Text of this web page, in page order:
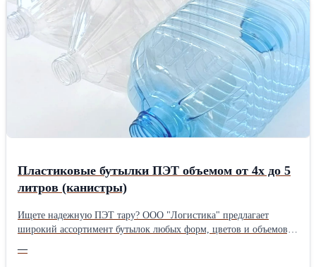
высококачественного ПЭТ, гарантирующего прочность и
безопасность. ✅Индивидуальный подход: Нужен уникальный
дизайн? Мы готовы помочь вам в этом! ✅Экологичность: ПЭТ –
это перерабатываемый материал, что делает наши флаконы
ответственным выбором для заботы об окружающей среде.
Пластиковые бутылки ПЭТ объемом от 4х до 5
литров (канистры)
Ищете надежную ПЭТ тару? ООО "Логистика" предлагает
широкий ассортимент бутылок любых форм, цветов и объемов,
Наши универсальные бестселлеры - ПЭТ бутылки на 4; 4,1; 4,4;
—